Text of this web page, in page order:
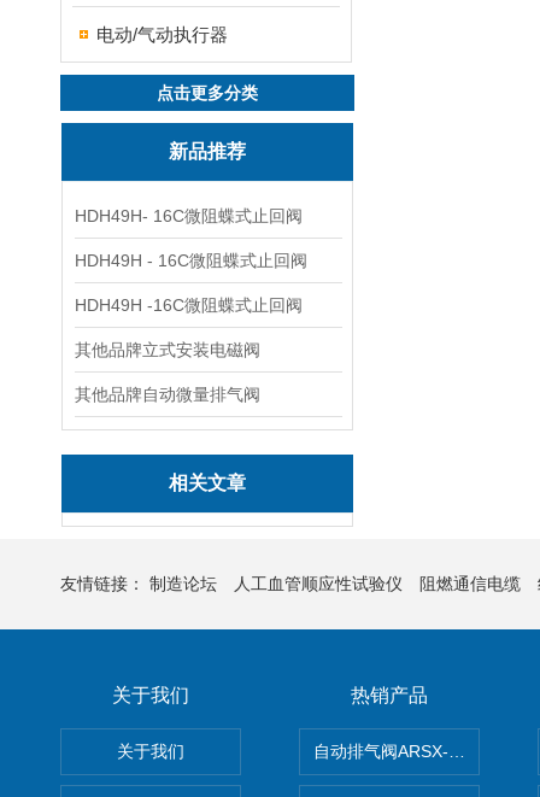
电动/气动执行器
点击更多分类
新品推荐
HDH49H- 16C微阻蝶式止回阀
HDH49H - 16C微阻蝶式止回阀
HDH49H -16C微阻蝶式止回阀
其他品牌立式安装电磁阀
其他品牌自动微量排气阀
相关文章
友情链接： 制造论坛 人工血管顺应性试验仪 阻燃通信电缆
关于我们
关于我们
热销产品
自动排气阀ARSX-0015/